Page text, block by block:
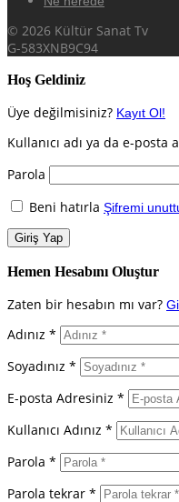
© 2026 Kültür Sanat Tv
G-583XNB9C94
Hoş Geldiniz
Üye değilmisiniz? Kayıt Ol!
Kullanıcı adı ya da e-posta
Parola
Beni hatırla Şifremi
Hemen Hesabını Oluştur
Zaten bir hesabın mı var?
Adınız *
Soyadınız *
E-posta Adresiniz *
Kullanıcı Adınız *
Parola *
Parola tekrar *